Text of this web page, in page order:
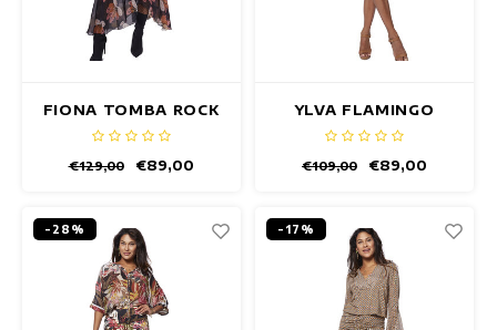
FIONA TOMBA ROCK
€129,00 €89,00
YLVA FLAMINGO
ROCK
€109,00 €89,00
-28% -17%